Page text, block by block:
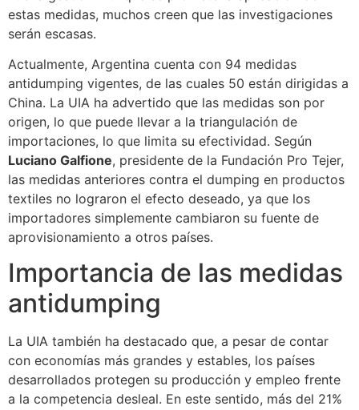
estas medidas, muchos creen que las investigaciones
serán escasas.
Actualmente, Argentina cuenta con 94 medidas
antidumping vigentes, de las cuales 50 están dirigidas a
China. La UIA ha advertido que las medidas son por
origen, lo que puede llevar a la triangulación de
importaciones, lo que limita su efectividad. Según
Luciano Galfione, presidente de la Fundación Pro Tejer,
las medidas anteriores contra el dumping en productos
textiles no lograron el efecto deseado, ya que los
importadores simplemente cambiaron su fuente de
aprovisionamiento a otros países.
Importancia de las medidas
antidumping
La UIA también ha destacado que, a pesar de contar
con economías más grandes y estables, los países
desarrollados protegen su producción y empleo frente
a la competencia desleal. En este sentido, más del 21%